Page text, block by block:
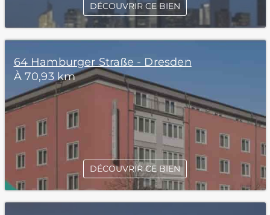
DÉCOUVRIR CE BIEN
64 Hamburger Straße - Dresden
À 70,93 km
DÉCOUVRIR CE BIEN